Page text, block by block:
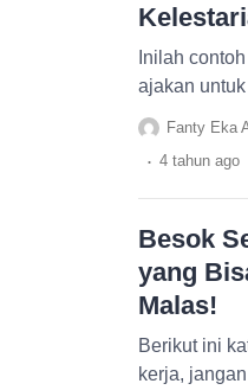
Inilah
ajakan
Fanty Eka
. 4 tahun ago
Besok
yang
Malas!
Berikut ini
kerja,